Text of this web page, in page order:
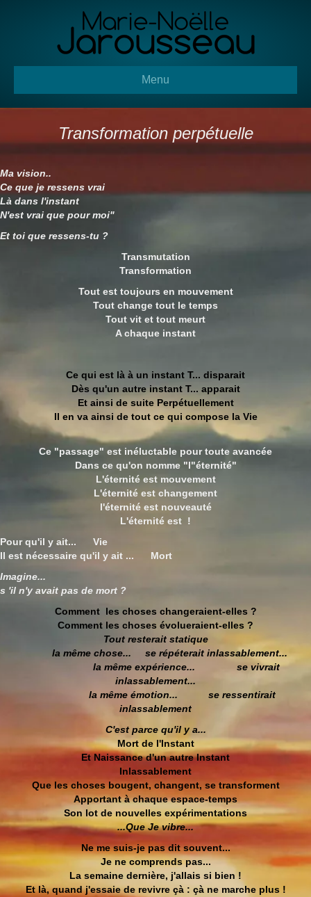
Menu
Transformation perpétuelle
Ma vision..
Ce que je ressens vrai
Là dans l'instant
N'est vrai que pour moi"
Et toi que ressens-tu ?
Transmutation
Transformation
Tout est toujours en mouvement
Tout change tout le temps
Tout vit et tout meurt
A chaque instant
Ce qui est là à un instant T... disparait
Dès qu'un autre instant T... apparait
Et ainsi de suite Perpétuellement
Il en va ainsi de tout ce qui compose la Vie
Ce "passage" est inéluctable pour toute avancée
Dans ce qu'on nomme "l"éternité"
L'éternité est mouvement
L'éternité est changement
l'éternité est nouveauté
L'éternité est !
Pour qu'il y ait... Vie
Il est nécessaire qu'il y ait ... Mort
Imagine...
s 'il n'y avait pas de mort ?
Comment les choses changeraient-elles ?
Comment les choses évolueraient-elles ?
Tout resterait statique
la même chose... se répéterait inlassablement...
la même expérience... se vivrait
inlassablement...
la même émotion... se ressentirait
inlassablement
C'est parce qu'il y a...
Mort de l'Instant
Et Naissance d'un autre Instant
Inlassablement
Que les choses bougent, changent, se transforment
Apportant à chaque espace-temps
Son lot de nouvelles expérimentations
...Que Je vibre...
Ne me suis-je pas dit souvent...
Je ne comprends pas...
La semaine dernière, j'allais si bien !
Et là, quand j'essaie de revivre çà : çà ne marche plus !